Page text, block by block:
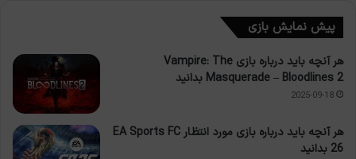
پیش نمایش بازی
هر آنچه باید درباره بازی Vampire: The
Masquerade – Bloodlines 2 بدانید
2025-09-18
هر آنچه باید درباره بازی مورد انتظار EA Sports FC
26 بدانید